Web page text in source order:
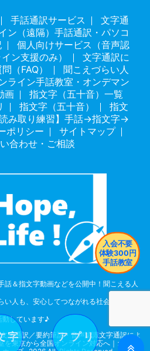
字 ア プ リ
手話通訳サービス
文字通
ン（遠隔）手話通訳・パソコ
個人向けサービス（音声認
ン支援のみ）
文字通訳に
（FAQ）
聞こえづらい人
ライン手話教室・オンデマン
画
指文字（五十音）一覧
指文字（五十音）
指文
読み取り練習】手話→指文字→
ポリシー
サイトマップ
合わせ・ご相談
話＆指文字動画などを公開中！聞こえる人
人も、安心してつながれる社会を目指し
動しています♪
字通訳／要約筆記・音声認識文字通訳によ
東京から全国オンライン対応へ｜オンラ